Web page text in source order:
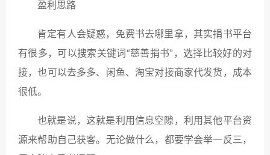
盈利思路
肯定有人会疑惑，免费书去哪里拿，其实捐书平台
有很多，可以搜索关键词“慈善捐书”，选择比较好的对
接，也可以去多多、闲鱼、淘宝对接商家代发货，成本
很低。
也就是说，这就是利用信息空隙，利用其他平台资
源来帮助自己获客。无论做什么，都要学会举一反三，